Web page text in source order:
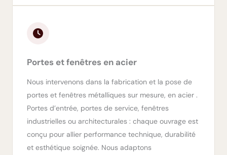
Portes et fenêtres en acier
Nous intervenons dans la fabrication et la pose de
portes et fenêtres métalliques sur mesure, en acier .
Portes d’entrée, portes de service, fenêtres
industrielles ou architecturales : chaque ouvrage est
conçu pour allier performance technique, durabilité
et esthétique soignée. Nous adaptons